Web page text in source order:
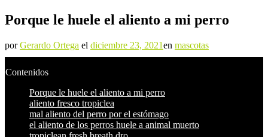
Porque le huele el aliento a mi perro
porGerardo Ortega el diciembre 23, 2021en mascotas
Contenidos
Porque le huele el aliento a mi perro
aliento fresco tropiclea
mal aliento del perro por el estómago
el aliento de los perros huele a animal muerto